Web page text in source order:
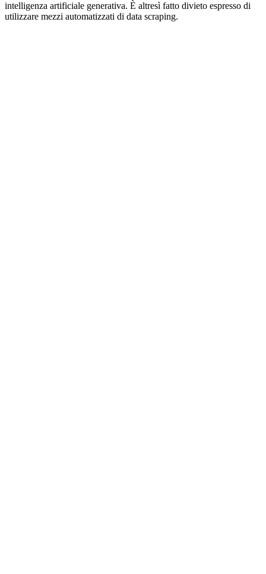
intelligenza artificiale generativa. È altresì fatto divieto espresso di
utilizzare mezzi automatizzati di data scraping.